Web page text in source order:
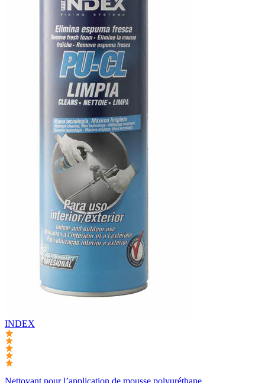
INDEX
Nettoyant pour l’application de mousse polyuréthane